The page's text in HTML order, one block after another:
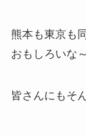
熊本も東京も
おもしろいな～
皆さんにもそ